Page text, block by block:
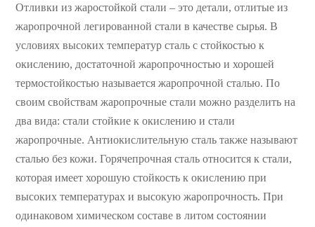
Отливки из жаростойкой стали – это детали, отлитые из
жаропрочной легированной стали в качестве сырья. В
условиях высоких температур сталь с стойкостью к
окислению, достаточной жаропрочностью и хорошей
термостойкостью называется жаропрочной сталью. По
своим свойствам жаропрочные стали можно разделить на
два вида: стали стойкие к окислению и стали
жаропрочные. Антиокислительную сталь также называют
сталью без кожи. Горячепрочная сталь относится к стали,
которая имеет хорошую стойкость к окислению при
высоких температурах и высокую жаропрочность. При
одинаковом химическом составе в литом состоянии